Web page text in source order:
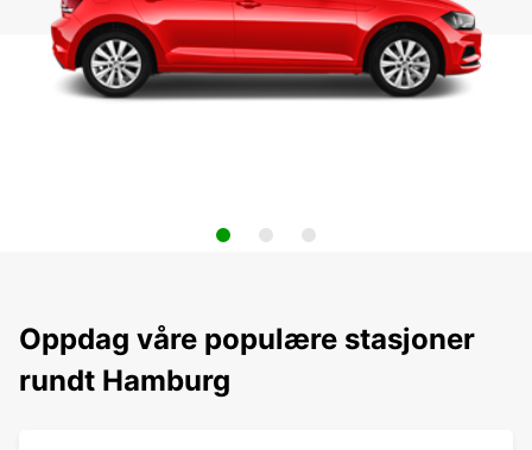
Oppdag våre populære stasjoner
rundt Hamburg